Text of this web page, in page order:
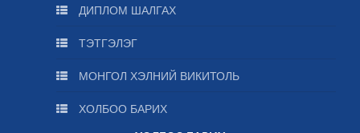
ДИПЛОМ ШАЛГАХ
ТЭТГЭЛЭГ
МОНГОЛ ХЭЛНИЙ ВИКИТОЛЬ
ХОЛБОО БАРИХ